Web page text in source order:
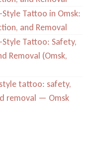
Style Tattoo in Omsk:
and Removal
Style Tattoo: Safety,
Removal (Omsk,
tattoo: safety,
removal — Omsk